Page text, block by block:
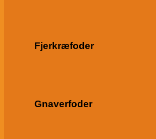
Fjerkræfoder
Gnaverfoder